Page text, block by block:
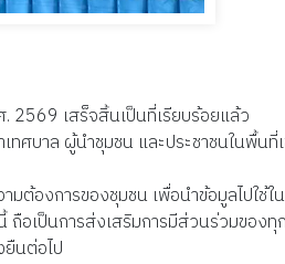
2569 เสร็จสิ้นเป็นที่เรียบร้อยแล้ว
ศบาล ผู้นำชุมชน และประชาชนในพื้นที่
ต้องการของชุมชน เพื่อนำข้อมูลไปใช้ใ
อเป็นการส่งเสริมการมีส่วนร่วมของทุ
นต่อไป